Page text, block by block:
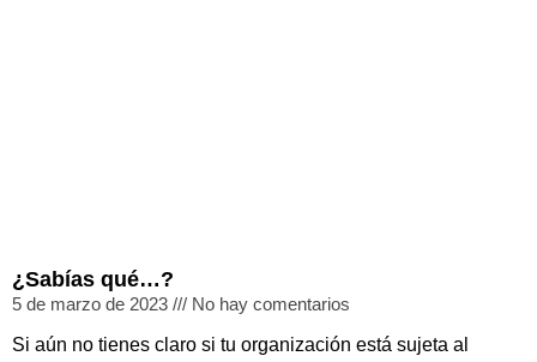
¿Sabías qué…?
5 de marzo de 2023
No hay comentarios
Si aún no tienes claro si tu organización está sujeta al